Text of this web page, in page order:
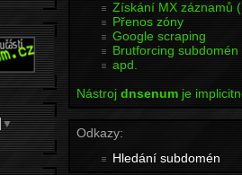
Získání MX záznamů
Přenos zóny
Google scraping
Brutforcing
apd.
Nástroj dnsenum je
Odkazy:
Hledání subdomén
▼